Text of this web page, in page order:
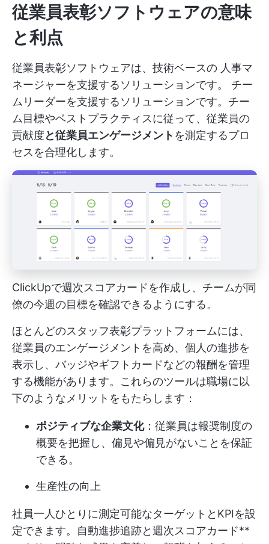
従業員表彰ソフトウェアの意味
と利点
従業員表彰ソフトウェアは、技術ベースの 人事マ
ネージャーを支援するソリューションです。
チー
ムリーダーを支援するソリューションです。チー
ム目標やベストプラクティスに従って、従業員の
貢献度と従業員エンゲージメント を測定するプロ
セスを合理化します。
ClickUpで週次スコアカードを作成し、チームが同
僚の今週の目標を確認できるようにする。
ほとんどのスタッフ表彰プラットフォームには、
従業員のエンゲージメントを高め、個人の進捗を
表示し、バッジやギフトカードなどの報酬を管理
する機能があります。これらのツールは職場に以
下のようなメリットをもたらします：
ポジティブな企業文化：従業員は報奨制度の
概要を把握し、偏見や偏見がないことを保証
できる。
生産性の向上
社員一人ひとりに測定可能なターゲットとKPIを設
定できます。自動進捗追跡と週次スコアカード**